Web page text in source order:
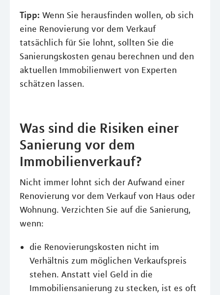
Tipp: Wenn Sie herausfinden wollen, ob sich
eine Renovierung vor dem Verkauf
tatsächlich für Sie lohnt, sollten Sie die
Sanierungskosten genau berechnen und den
aktuellen Immobilienwert von Experten
schätzen lassen.
Was sind die Risiken einer
Sanierung vor dem
Immobilienverkauf?
Nicht immer lohnt sich der Aufwand einer
Renovierung vor dem Verkauf von Haus oder
Wohnung. Verzichten Sie auf die Sanierung,
wenn:
die Renovierungskosten nicht im
Verhältnis zum möglichen Verkaufspreis
stehen. Anstatt viel Geld in die
Immobiliensanierung zu stecken, ist es oft